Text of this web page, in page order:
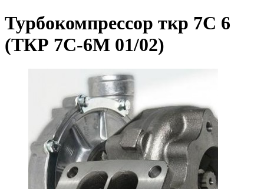
Турбокомпрессор ткр 7С 6
(ТКР 7С-6М 01/02)